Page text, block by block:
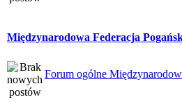
Międzynarodowa Federacja
Forum ogólne